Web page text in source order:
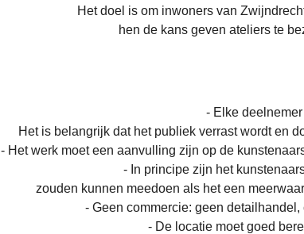
Het doel is om inwoners van
hen de kans geven ateliers te
- Elke
Het is belangrijk dat het publiek verrast wordt en
- Het werk moet een aanvulling zijn op de
- In principe zijn het
zouden kunnen meedoen als het een
- Geen commercie: geen
- De locatie moet goed